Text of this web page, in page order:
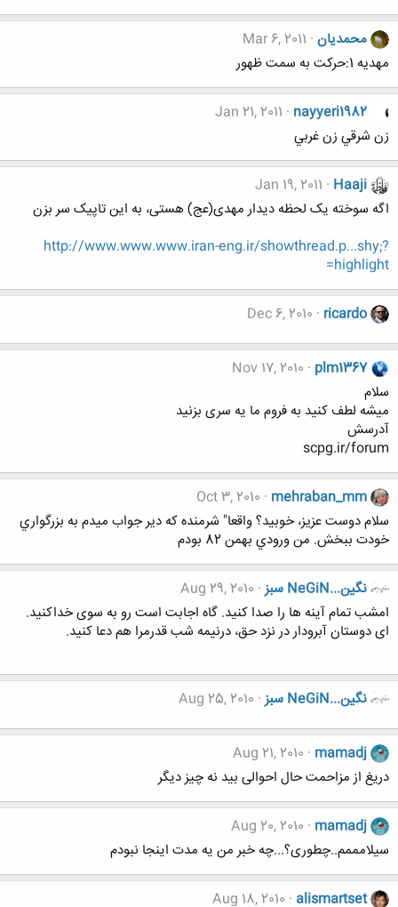
محمدیان Mar 6, 2011
مهديه 1:حركت به سمت ظهور
nayyeri1982
Jan 21, 2011
زن شرقي زن غربي
Haaji
Jan 19, 2011
اگه سوخته یک لحظه دیدار مهدی(عج) هستی، به این تاپیک سر بزن
http://www.www.www.iran-eng.ir/showthread.p...shy;?
highlight=
ricardo
Dec 6, 2010
plm1367
Nov 17, 2010
سلام
میشه لطف کنید به فروم ما یه سری بزنید
آدرسش
scpg.ir/forum
mehraban_mm
Oct 3, 2010
سلام دوست عزيز، خوبيد؟ واقعا" شرمنده كه دير جواب ميدم به بزرگواري
خودت ببخش. من ورودي بهمن 82 بودم
نگين...NeGiN سبز
Aug 29, 2010
امشب تمام آینه ها را صدا کنید. گاه اجابت است رو به سوی خداکنید.
ای دوستان آبرودار در نزد حق، درنیمه شب قدرمرا هم دعا کنید.
نگين...NeGiN سبز Aug 25, 2010
mamadj
Aug 21, 2010
دریغ از مزاحمت حال احوالی بید نه چیز دیگر
mamadj
Aug 20, 2010
سیلامممم..چطوری؟...چه خبر من یه مدت اینجا نبودم
alismartset
Aug 18, 2010